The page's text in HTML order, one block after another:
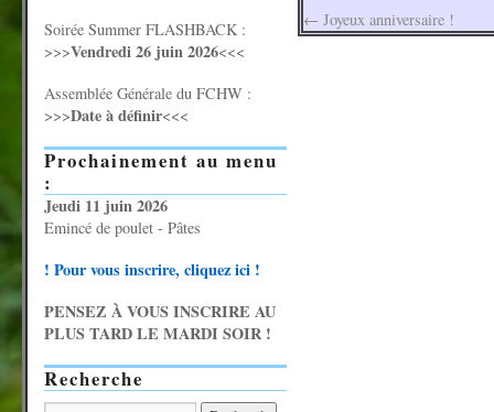
← Joyeux anniversaire !
Soirée Summer FLASHBACK :
>>>Vendredi 26 juin 2026<<<
Assemblée Générale du FCHW :
>>>Date à définir<<<
Prochainement au menu
:
Jeudi 11 juin 2026
Emincé de poulet - Pâtes
! Pour vous inscrire, cliquez ici !
PENSEZ À VOUS INSCRIRE AU
PLUS TARD LE MARDI SOIR !
Recherche